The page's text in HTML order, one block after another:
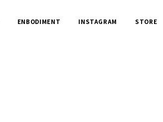
ENBODIMENT INSTAGRAM STORE